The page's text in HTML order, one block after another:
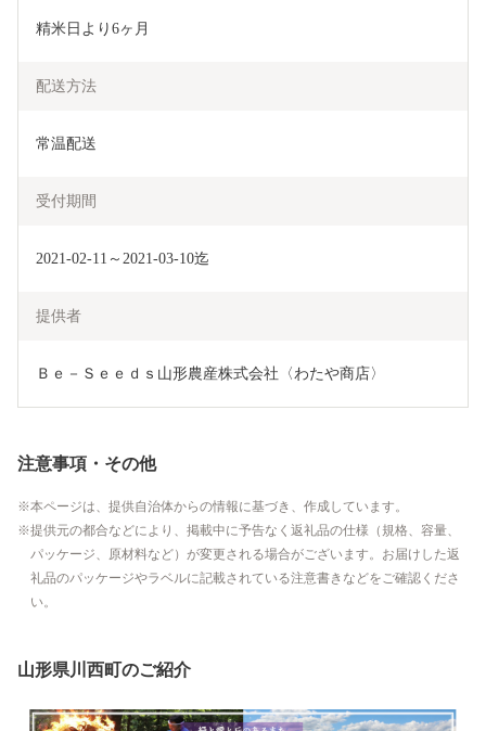
精米日より6ヶ月
配送方法
常温配送
受付期間
2021-02-11～2021-03-10迄
提供者
Ｂｅ－Ｓｅｅｄｓ山形農産株式会社〈わたや商店〉
注意事項・その他
本ページは、提供自治体からの情報に基づき、作成しています。
提供元の都合などにより、掲載中に予告なく返礼品の仕様（規格、容量、
パッケージ、原材料など）が変更される場合がございます。お届けした返
礼品のパッケージやラベルに記載されている注意書きなどをご確認くださ
い。
山形県川西町のご紹介